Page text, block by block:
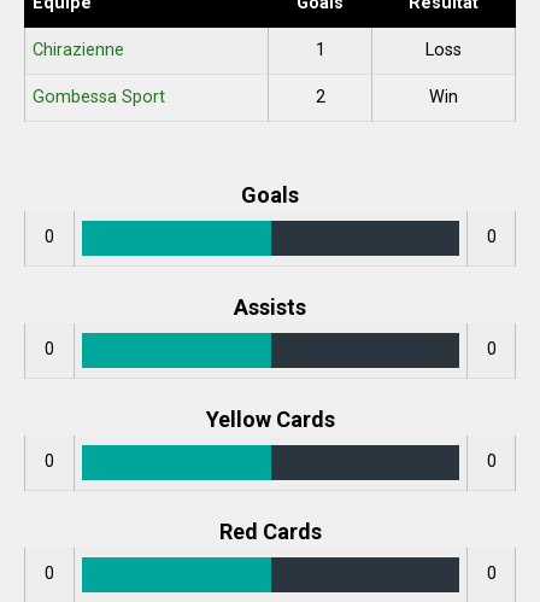
Chirazienne 1 Loss
Gombessa Sport 2 Win
Goals
0 0
Assists
0 0
Yellow Cards
0 0
Red Cards
0 0